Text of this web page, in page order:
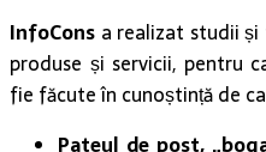
InfoCons a realizat studii
produse și servicii, pentru
fie făcute în cunoștință de
Pateul de post,